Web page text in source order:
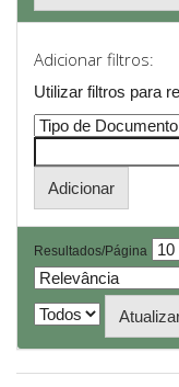
Adicionar filtros:
Utilizar filtros para
Resultados/Página